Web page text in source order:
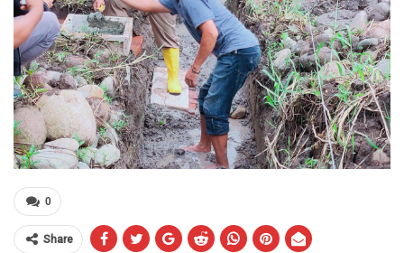
0
Share